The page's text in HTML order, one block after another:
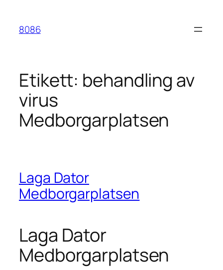
innehåll
8086
Etikett: behandling av
virus
Medborgarplatsen
Laga Dator
Medborgarplatsen
Laga Dator
Medborgarplatsen